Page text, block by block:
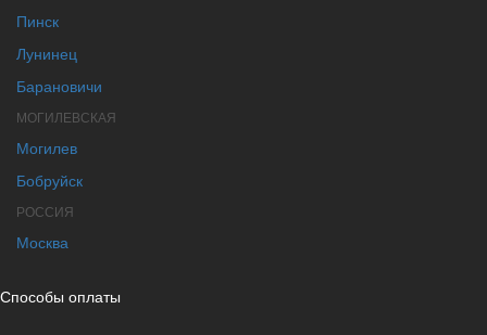
Пинск
Лунинец
Барановичи
МОГИЛЕВСКАЯ
Могилев
Бобруйск
РОССИЯ
Москва
Способы оплаты